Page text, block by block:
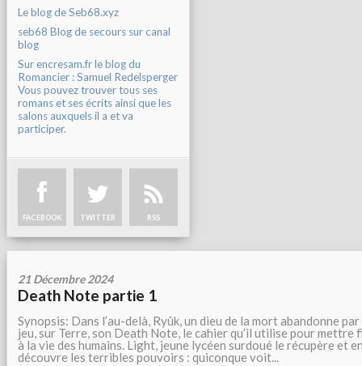
Le blog de Seb68.xyz
seb68 Blog de secours sur canal
blog
Sur encresam.fr le blog du
Romancier : Samuel Redelsperger
Vous pouvez trouver tous ses
romans et ses écrits ainsi que les
salons auxquels il a et va
participer.
FACEBOOK TWITTER RSS
21 Décembre 2024
Death Note partie 1
Synopsis: Dans l’au-delà, Ryûk, un dieu de la mort abandonne par
jeu, sur Terre, son Death Note, le cahier qu’il utilise pour mettre
à la vie des humains. Light, jeune lycéen surdoué le récupère et
découvre les terribles pouvoirs : quiconque voit...